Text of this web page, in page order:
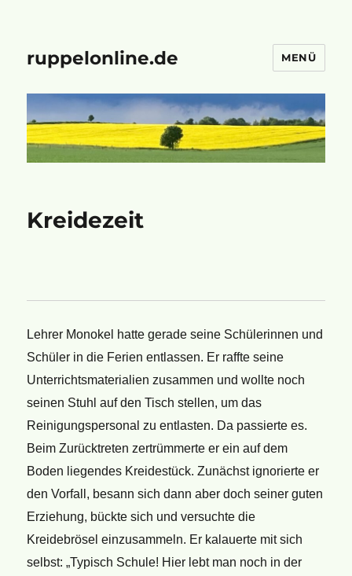
ruppelonline.de MENÜ
Kreidezeit
Lehrer Monokel hatte gerade seine Schülerinnen und
Schüler in die Ferien entlassen. Er raffte seine
Unterrichtsmaterialien zusammen und wollte noch
seinen Stuhl auf den Tisch stellen, um das
Reinigungspersonal zu entlasten. Da passierte es.
Beim Zurücktreten zertrümmerte er ein auf dem
Boden liegendes Kreidestück. Zunächst ignorierte er
den Vorfall, besann sich dann aber doch seiner guten
Erziehung, bückte sich und versuchte die
Kreidebrösel einzusammeln. Er kalauerte mit sich
selbst: „Typisch Schule! Hier lebt man noch in der